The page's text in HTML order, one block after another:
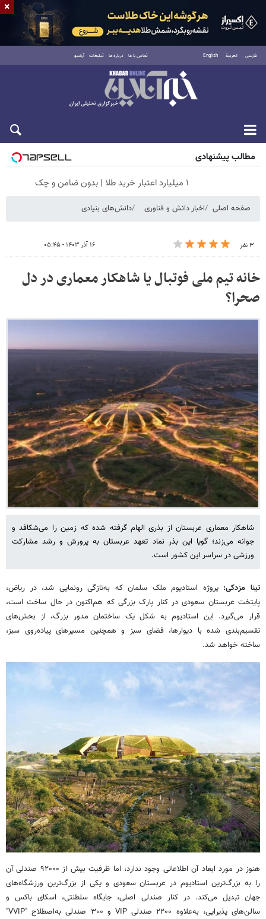
فارسی العربية English تماس با ما درباره ما تبلیغات آرشیو
جمعه ۱۶ مرداد ۱۴۰۵
مطالب پیشنهادی
۱ میلیارد اعتبار خرید طلا | بدون ضامن و چک
صفحه اصلی اخبار دانش و فناوری دانش‌های بنیادی
۳ نفر ۱۶ آذر ۱۴۰۳ - ۰۵:۴۵
خانه تیم ملی فوتبال یا شاهکار معماری در دل
صحرا؟
شاهکار معماری عربستان از بذری الهام گرفته شده که زمین را می‌شکافد و
جوانه می‌زند؛ گویا این بذر نماد تعهد عربستان به پرورش و رشد مشارکت
ورزشی در سراسر این کشور است.
تینا مزدکی:پروژه استادیوم ملک سلمان که به‌تازگی رونمایی شد، در ریاض،
پایتخت عربستان سعودی در کنار پارک بزرگی که هم‌اکنون در حال ساخت است،
قرار می‌گیرد. این استادیوم به شکل یک ساختمان مدور بزرگ، از بخش‌های
تقسیم‌بندی شده با دیوارها، فضای سبز و همچنین مسیرهای پیاده‌روی سبز،
ساخته خواهد شد.
هنوز در مورد ابعاد آن اطلاعاتی وجود ندارد، اما ظرفیت بیش از ۹۲۰۰۰ صندلی آن
را به بزرگ‌ترین استادیوم در عربستان سعودی و یکی از بزرگ‌ترین ورزشگاه‌های
جهان تبدیل می‌کند. در کنار صندلی اصلی، جایگاه‌ سلطنتی، اسکای باکس و
سالن‌های پذیرایی، به‌علاوه ۲۲۰۰ صندلی VIP و ۳۰۰ صندلی به‌اصطلاح "VVIP"
×